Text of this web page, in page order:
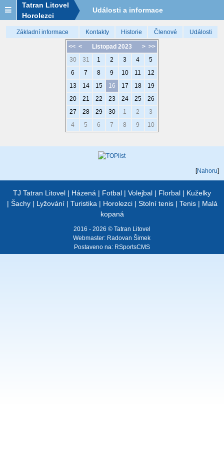
Tatran Litovel
Horolezci
Události a informace
Základní informace Kontakty Historie Členové Události
<< < > >>
Listopad 2023
30
31 1 2 3 4
5
6
7 8 9 10 11
12
13
14 15 16 17 18
19
20
21 22 23 24 25
26
27
28 29 30 1 2
3
4
5 6 7 8 9 10
[Nahoru]
TJ Tatran Litovel | Házená | Fotbal | Volejbal | Florbal | Kuželky
| Šachy| Lyžování| Turistika | Horolezci| Stolní tenis| Tenis| Malá
kopaná
2016 - 2026 © Tatran Litovel
Webmaster: Radovan Šimek
Postaveno na: RSportsCMS